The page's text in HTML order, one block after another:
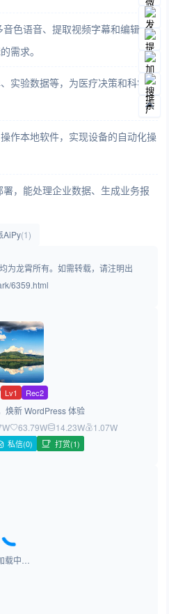
音色语音、提取视频字幕和编辑图
需求。
实验数据等，为医疗决策和科学研
作本地软件，实现设备的自动化操
署，能处理企业数据、生成业务报
AiPy(1)
为龙霄所有。如需转载，请注明出
6359.html
Lv1 Rec2
焕新 WordPress 体验
63.79W 14.23W 1.07W
私信(0) 打赏(1)
载中…